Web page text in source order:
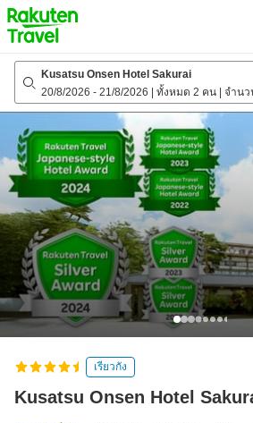
to
top
page
Kusatsu Onsen Hotel Sakurai
20/8/2026 - 21/8/2026 ทั้งหมด 2 คน จำนว
เรียวกัง
Kusatsu Onsen Hotel